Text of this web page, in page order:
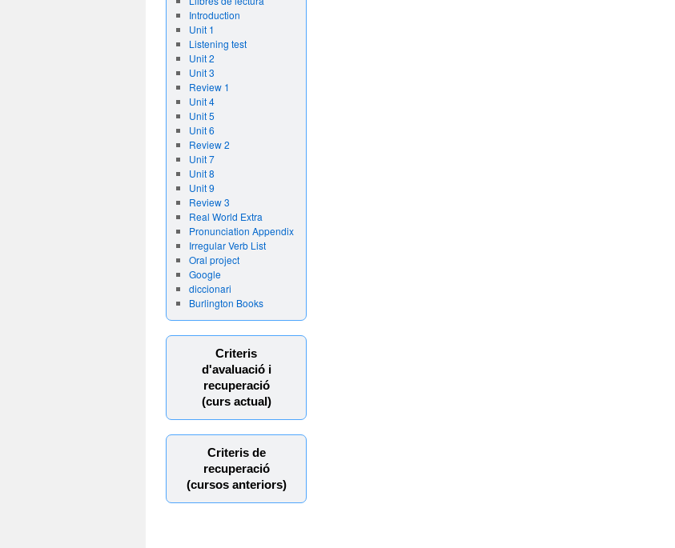
Introduction
Unit 1
Listening test
Unit 2
Unit 3
Review 1
Unit 4
Unit 5
Unit 6
Review 2
Unit 7
Unit 8
Unit 9
Review 3
Real World Extra
Pronunciation Appendix
Irregular Verb List
Oral project
Google
diccionari
Burlington Books
Criteris
d'avaluació i
recuperació
(curs actual)
Criteris de
recuperació
(cursos anteriors)